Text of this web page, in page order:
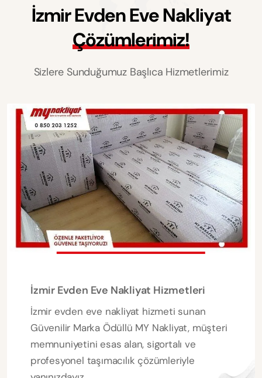
İzmirEvdenEveNakliyat
Çözümlerimiz!
Sizlere Sunduğumuz Başlıca Hizmetlerimiz
İzmir Evden Eve Nakliyat Hizmetleri
İzmir evden eve nakliyat hizmeti sunan
Güvenilir Marka Ödüllü MY Nakliyat, müşteri
memnuniyetini esas alan, sigortalı ve
profesyonel taşımacılık çözümleriyle